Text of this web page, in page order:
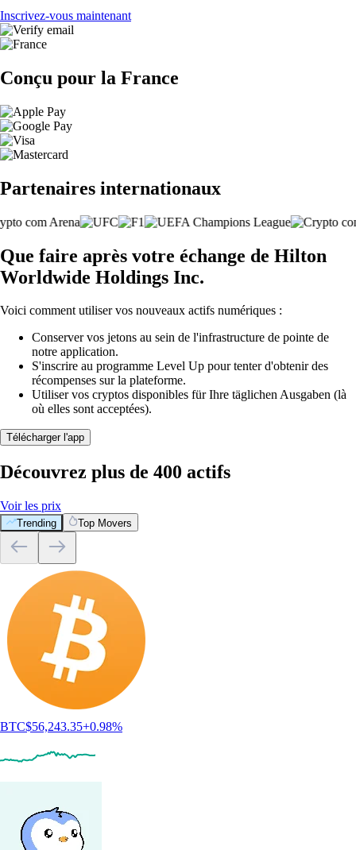
Inscrivez-vous maintenant
Conçu pour la France
Partenaires internationaux
Que faire après votre échange de Hilton
Worldwide Holdings Inc.
Voici comment utiliser vos nouveaux actifs numériques :
Conserver vos jetons au sein de l'infrastructure de pointe de
notre application.
S'inscrire au programme Level Up pour tenter d'obtenir des
récompenses sur la plateforme.
Utiliser vos cryptos disponibles für Ihre täglichen Ausgaben (là
où elles sont acceptées).
Télécharger l'app
Découvrez plus de 400 actifs
Voir les prix
Trending Top Movers
BTC$56,243.35+0.98%